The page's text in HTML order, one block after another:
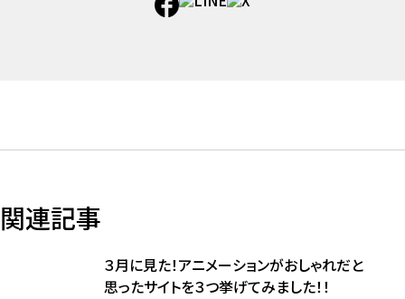
関連記事
３月に見た！アニメーションがおしゃれだと
思ったサイトを３つ挙げてみました！！